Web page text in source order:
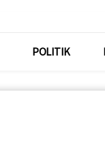
POLITIK